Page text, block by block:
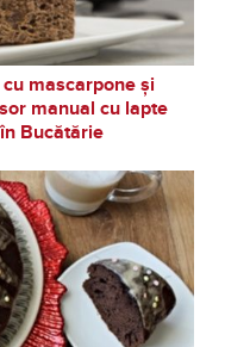
mascarpone și
manual cu lapte
Bucătărie